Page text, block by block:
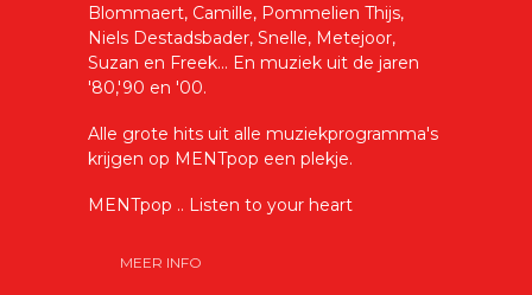
Blommaert, Camille, Pommelien Thijs,
Niels Destadsbader, Snelle, Metejoor,
Suzan en Freek... En muziek uit de jaren
'80,'90 en '00.
Alle grote hits uit alle muziekprogramma's
krijgen op MENTpop een plekje.
MENTpop .. Listen to your heart
MEER INFO